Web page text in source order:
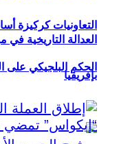
التعاونيات كركيزة
بإفريقيا
العدالة التاريخية
الحكم البلجيكي على